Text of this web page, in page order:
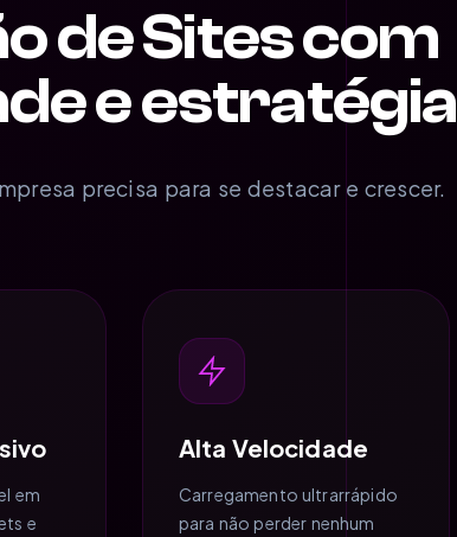
de Sites com
e estratégia
precisa para se destacar e crescer.
em
e
Alta Velocidade
Carregamento ultrarrápido
para não perder nenhum